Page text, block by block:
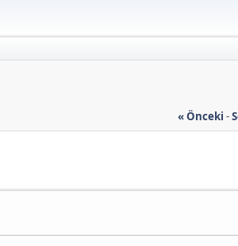
« Önceki -